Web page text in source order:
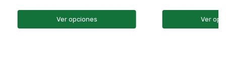
Ver opciones Ver